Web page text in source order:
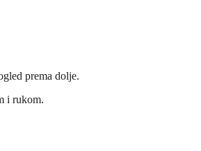
prema dolje.
i rukom.